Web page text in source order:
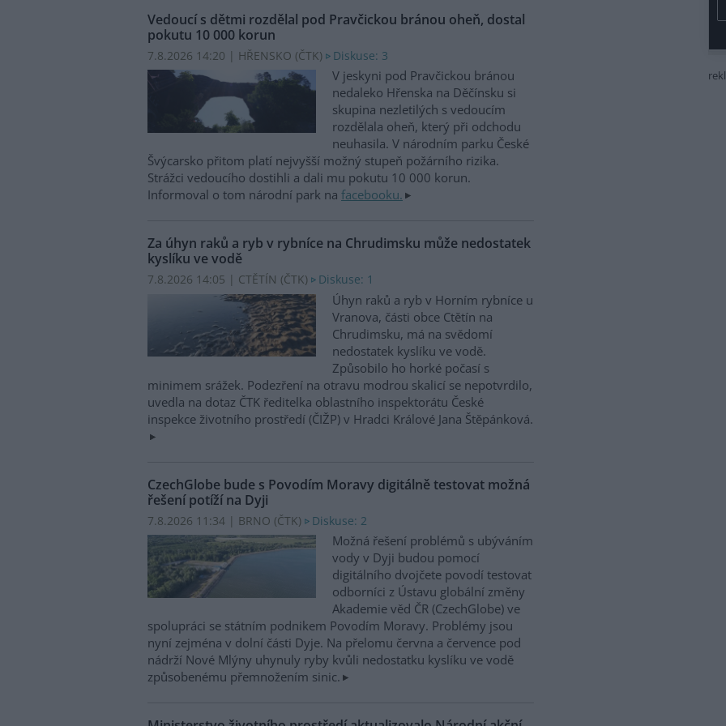
Vedoucí s dětmi rozdělal pod Pravčickou bránou oheň, dostal
pokutu 10 000 korun
7.8.2026 14:20 | HŘENSKO (ČTK) Diskuse: 3
V jeskyni pod Pravčickou bránou
nedaleko Hřenska na Děčínsku si
skupina nezletilých s vedoucím
rozdělala oheň, který při odchodu
neuhasila. V národním parku České
Švýcarsko přitom platí nejvyšší možný stupeň požárního rizika.
Strážci vedoucího dostihli a dali mu pokutu 10 000 korun.
Informoval o tom národní park na facebooku.
Za úhyn raků a ryb v rybníce na Chrudimsku může nedostatek
kyslíku ve vodě
7.8.2026 14:05 | CTĚTÍN (ČTK) Diskuse: 1
Úhyn raků a ryb v Horním rybníce u
Vranova, části obce Ctětín na
Chrudimsku, má na svědomí
nedostatek kyslíku ve vodě.
Způsobilo ho horké počasí s
minimem srážek. Podezření na otravu modrou skalicí se nepotvrdilo,
uvedla na dotaz ČTK ředitelka oblastního inspektorátu České
inspekce životního prostředí (ČIŽP) v Hradci Králové Jana Štěpánková.
CzechGlobe bude s Povodím Moravy digitálně testovat možná
řešení potíží na Dyji
7.8.2026 11:34 | BRNO (ČTK) Diskuse: 2
Možná řešení problémů s ubýváním
vody v Dyji budou pomocí
digitálního dvojčete povodí testovat
odborníci z Ústavu globální změny
Akademie věd ČR (CzechGlobe) ve
spolupráci se státním podnikem Povodím Moravy. Problémy jsou
nyní zejména v dolní části Dyje. Na přelomu června a července pod
nádrží Nové Mlýny uhynuly ryby kvůli nedostatku kyslíku ve vodě
způsobenému přemnožením sinic.